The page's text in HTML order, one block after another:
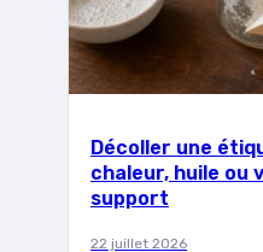
Décoller une
chaleur, huile ou
support
22 juillet 2026